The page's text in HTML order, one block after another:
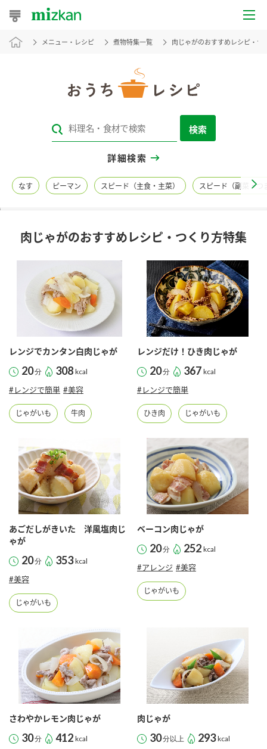
おうちレシピ
レシピカテゴリ一覧
レシピ名特集
商品情報
商品カテゴリ
酢 調味酢
みりん風・料理酒 鍋用調味料
つゆ たれ
スープ 中華
クイック調味料 レモン果汁
ふりかけ おすしの素
炊き込みご飯の素 米飯用調味液
納豆 Fibee
新商品一覧
キャンペーン情報
ブランド・スペシャルサイト
ブランド・スペシャルサイト トップ
商品ブランドサイト
くらしプラ酢
カンタン酢
お酢ドリンク
味ぽん
ぽん酢
つゆ
鍋なび
納豆のサイト
三ツ判山吹
千夜
お酢を知ろう！
すしラボ
企業情報
国内事業概要
ミツカングループについて
企業理念
ミツカンの歴史
ミツカンを知る
環境への取り組み
水の文化センター（アーカイブ）
ZENB initiative
MIM（ミツカンミュージアム）
各部門が大切にしていること
採用情報
ニュースリリース
お客様相談センター
お客様の声をいかしました
販売終了製品のご案内
よくあるご質問
お問い合わせ
メニュー・レシピ 煮物特集一覧 肉じゃがのおすすめレシピ・つ
検索
詳細検索
なす ピーマン スピード（主食・主菜） スピード（副菜・つ
肉じゃがのおすすめレシピ・つくり方特集
レンジでカンタン白肉じゃが
20分 308 kcal
#レンジで簡単 #美容
じゃがいも 牛肉
レンジだけ！ひき肉じゃが
20分 367 kcal
#レンジで簡単
ひき肉 じゃがいも
あごだしがきいた 洋風塩肉じ
ゃが
20分 353 kcal
#美容
じゃがいも
ベーコン肉じゃが
20分 252 kcal
#アレンジ #美容
じゃがいも
さわやかレモン肉じゃが
30分 412 kcal
肉じゃが
30分以上 293 kcal